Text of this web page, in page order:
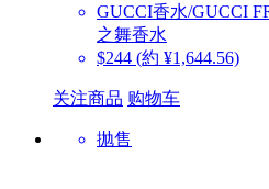
GUCCI香水/GUCCI
之舞香水
$244 (約 ¥1,644.56)
关注商品 购物车
抛售